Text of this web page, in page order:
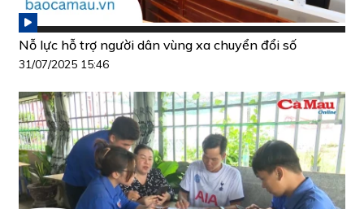
Nỗ lực hỗ trợ người dân vùng xa chuyển đổi số
31/07/2025 15:46